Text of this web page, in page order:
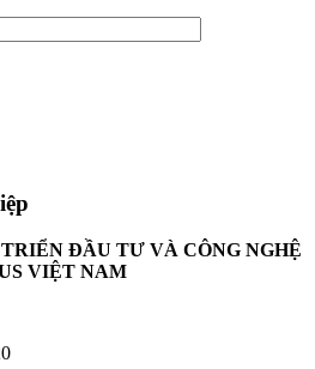
ĐẦU TƯ VÀ CÔNG NGHỆ
VIỆT NAM